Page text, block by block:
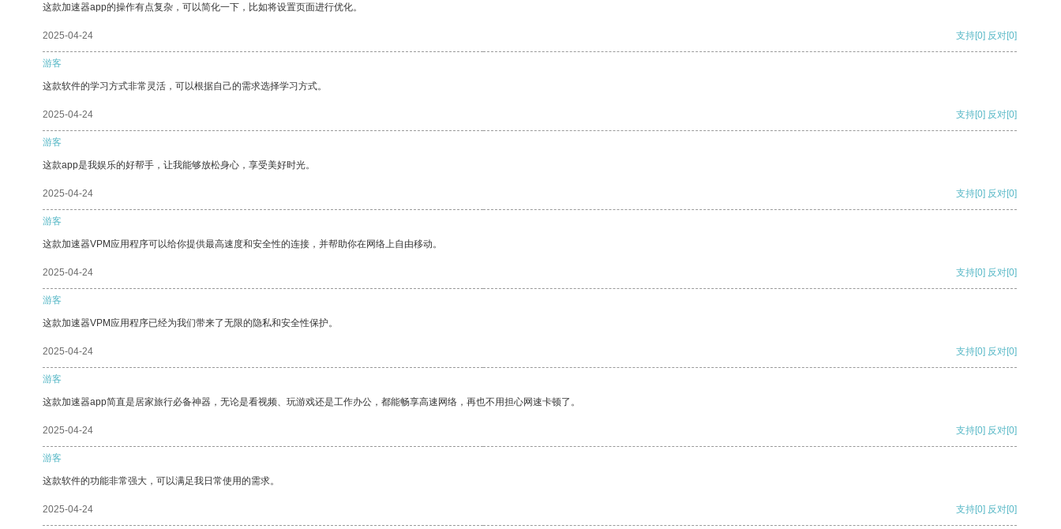
这款加速器app的操作有点复杂，可以简化一下，比如将设置页面进行优化。
2025-04-24 支持[0] 反对[0]
游客
这款软件的学习方式非常灵活，可以根据自己的需求选择学习方式。
2025-04-24 支持[0] 反对[0]
游客
这款app是我娱乐的好帮手，让我能够放松身心，享受美好时光。
2025-04-24 支持[0] 反对[0]
游客
这款加速器VPM应用程序可以给你提供最高速度和安全性的连接，并帮助你在网络上自由移动。
2025-04-24 支持[0] 反对[0]
游客
这款加速器VPM应用程序已经为我们带来了无限的隐私和安全性保护。
2025-04-24 支持[0] 反对[0]
游客
这款加速器app简直是居家旅行必备神器，无论是看视频、玩游戏还是工作办公，都能畅享高速网络，再也不用担心网速卡顿了。
2025-04-24 支持[0] 反对[0]
游客
这款软件的功能非常强大，可以满足我日常使用的需求。
2025-04-24 支持[0] 反对[0]